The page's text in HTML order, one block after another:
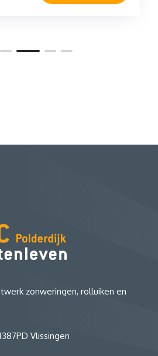
zonweringen, rolluiken en
Vlissingen